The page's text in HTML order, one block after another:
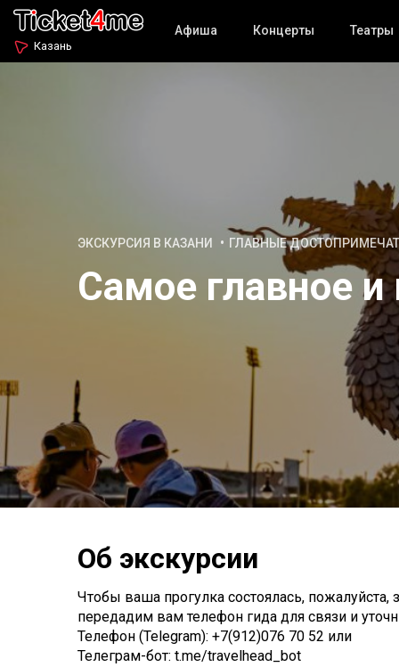
Казань
Афиша Концерты Театры
ЭКСКУРСИЯ В КАЗАНИ ГЛАВНЫЕ
Самое главное и
Об экскурсии
Чтобы ваша прогулка состоялась, пожалуйста,
передадим вам телефон гида для связи и
Телефон (Telegram): +7(912)076 70 52 или
Телеграм-бот: t.me/travelhead_bot